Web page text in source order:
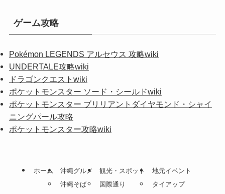
ゲーム攻略
Pokémon LEGENDS アルセウス 攻略wiki
UNDERTALE攻略wiki
ドラゴンクエストwiki
ポケットモンスター ソード・シールドwiki
ポケットモンスター ブリリアントダイヤモンド・シャイ
ニングパール攻略
ポケットモンスター攻略wiki
ホーム
沖縄グルメ
沖縄そば
観光・スポット
国際通り
地元イベント
タイアップ